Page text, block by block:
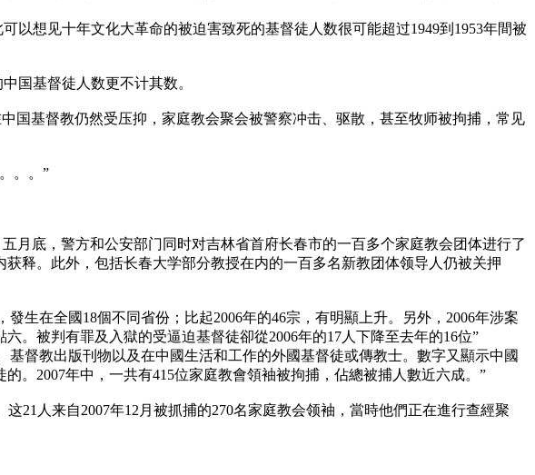
以想见十年文化大革命的被迫害致死的基督徒人数很可能超过1949到1953年間被
国基督徒人数更不计其数。
国基督教仍然受压抑，家庭教会聚会被警察冲击、驱散，甚至牧师被拘捕，常见
。。”
月底，警方和公安部门同时对吉林省首府长春市的一百多个家庭教会团体进行了
释。此外，包括长春大学部分教授在内的一百多名新教团体领导人仍被关押
生在全國18個不同省份；比起2006年的46宗，有明顯上升。另外，2006年涉案
。被判有罪及入獄的受逼迫基督徒卻從2006年的17人下降至去年的16位”
督教出版刊物以及在中國生活和工作的外國基督徒或傳教士。數字又顯示中國
。2007年中，一共有415位家庭教會領袖被拘捕，佔總被捕人數近六成。”
21人来自2007年12月被抓捕的270名家庭教会领袖，當時他們正在進行查經聚